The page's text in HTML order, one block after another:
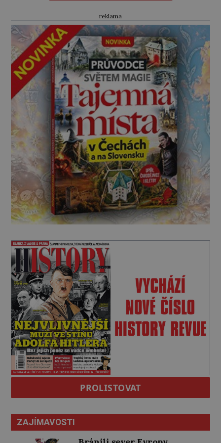
na Jesenicku […]
reklama
PROLISTOVAT
ZAJÍMAVOSTI